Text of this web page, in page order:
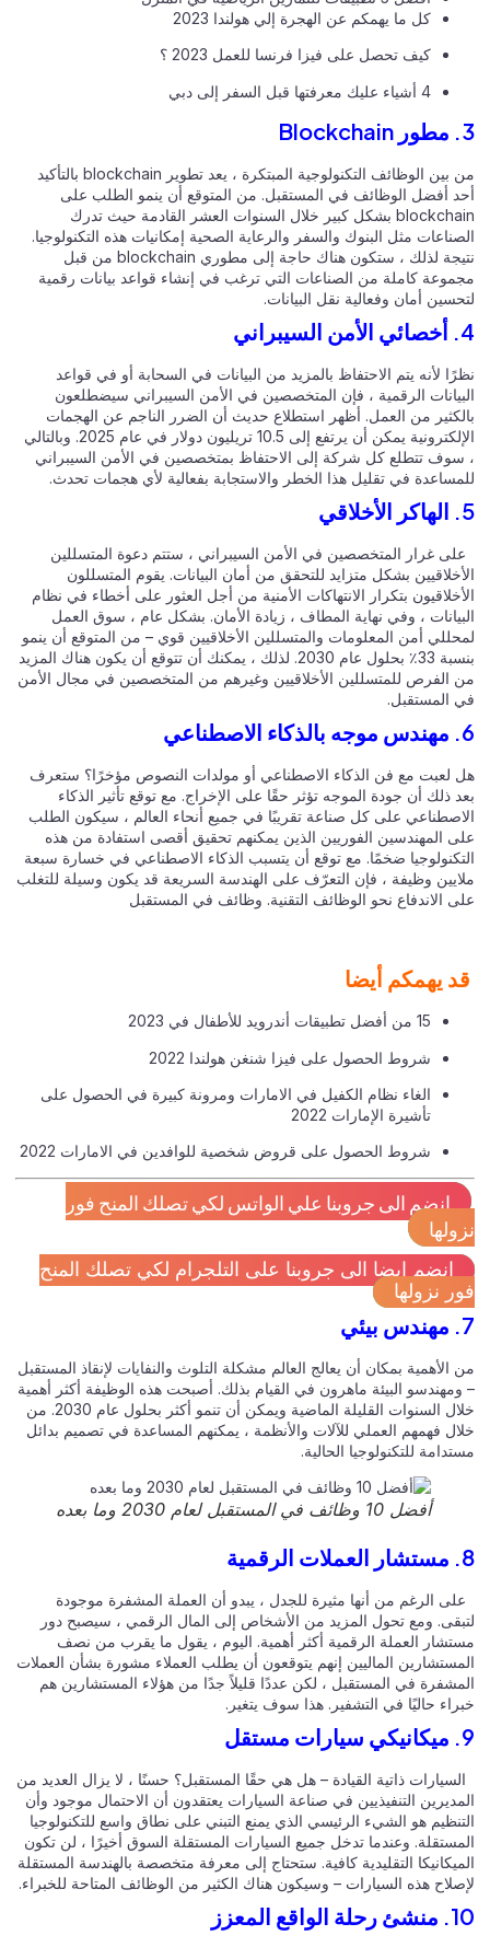
كل ما يهمكم عن الهجرة إلي هولندا 2023
كيف تحصل على فيزا فرنسا للعمل 2023 ؟
من بين الوظائف التكنولوجية المبتكرة ، يعد تطوير blockchain بالتأكيد
أفضل الوظائف في المستقبل. من المتوقع أن ينمو الطلب على
blockchain بشكل كبير خلال السنوات العشر القادمة حيث تدرك
مثل البنوك والسفر والرعاية الصحية إمكانيات هذه التكنولوجيا.
نتيجة لذلك ، ستكون هناك حاجة إلى مطوري blockchain من قبل
كاملة من الصناعات التي ترغب في إنشاء قواعد بيانات رقمية
أمان وفعالية نقل البيانات.
لأنه يتم الاحتفاظ بالمزيد من البيانات في السحابة أو في قواعد
الرقمية ، فإن المتخصصين في الأمن السيبراني سيضطلعون
من العمل. أظهر استطلاع حديث أن الضرر الناجم عن الهجمات
الإلكترونية يمكن أن يرتفع إلى 10.5 تريليون دولار في عام 2025. وبالتالي
تتطلع كل شركة إلى الاحتفاظ بمتخصصين في الأمن السيبراني
في تقليل هذا الخطر والاستجابة بفعالية لأي هجمات تحدث.
غرار المتخصصين في الأمن السيبراني ، ستتم دعوة المتسللين
بشكل متزايد للتحقق من أمان البيانات. يقوم المتسللون
بتكرار الانتهاكات الأمنية من أجل العثور على أخطاء في نظام
، وفي نهاية المطاف ، زيادة الأمان. بشكل عام ، سوق العمل
أمن المعلومات والمتسللين الأخلاقيين قوي – من المتوقع أن ينمو
بنسبة 33٪ بحلول عام 2030. لذلك ، يمكنك أن تتوقع أن يكون هناك المزيد
الفرص للمتسللين الأخلاقيين وغيرهم من المتخصصين في مجال الأمن
المستقبل.
لعبت مع فن الذكاء الاصطناعي أو مولدات النصوص مؤخرًا؟ ستعرف
ذلك أن جودة الموجه تؤثر حقًا على الإخراج. مع توقع تأثير الذكاء
على كل صناعة تقريبًا في جميع أنحاء العالم ، سيكون الطلب
المهندسين الفوريين الذين يمكنهم تحقيق أقصى استفادة من هذه
ضخمًا. مع توقع أن يتسبب الذكاء الاصطناعي في خسارة سبعة
وظيفة ، فإن التعرّف على الهندسة السريعة قد يكون وسيلة للتغلب
الاندفاع نحو الوظائف التقنية. وظائف في المستقبل
يهمكم أيضا
15 من أفضل تطبيقات أندرويد للأطفال في 2023
شروط الحصول على فيزا شنغن هولندا 2022
الغاء نظام الكفيل في الامارات ومرونة كبيرة في الحصول على
تأشيرة الإمارات 2022
شروط الحصول على قروض شخصية للوافدين في الامارات 2022
انضم الى جروبنا علي الواتس لكي تصلك المنح فور
انضم ايضا الى جروبنا على التلجرام لكي تصلك المنح
نزولها
الأهمية بمكان أن يعالج العالم مشكلة التلوث والنفايات لإنقاذ المستقبل
البيئة ماهرون في القيام بذلك. أصبحت هذه الوظيفة أكثر أهمية
خلال السنوات القليلة الماضية ويمكن أن تنمو أكثر بحلول عام 2030. من
فهمهم العملي للآلات والأنظمة ، يمكنهم المساعدة في تصميم بدائل
للتكنولوجيا الحالية.
أفضل 10 وظائف في المستقبل لعام 2030 وما بعده
الرغم من أنها مثيرة للجدل ، يبدو أن العملة المشفرة موجودة
ومع تحول المزيد من الأشخاص إلى المال الرقمي ، سيصبح دور
العملة الرقمية أكثر أهمية. اليوم ، يقول ما يقرب من نصف
الماليين إنهم يتوقعون أن يطلب العملاء مشورة بشأن العملات
في المستقبل ، لكن عددًا قليلاً جدًا من هؤلاء المستشارين هم
حاليًا في التشفير. هذا سوف يتغير.
ذاتية القيادة – هل هي حقًا المستقبل؟ حسنًا ، لا يزال العديد من
التنفيذيين في صناعة السيارات يعتقدون أن الاحتمال موجود وأن
هو الشيء الرئيسي الذي يمنع التبني على نطاق واسع للتكنولوجيا
وعندما تدخل جميع السيارات المستقلة السوق أخيرًا ، لن تكون
التقليدية كافية. ستحتاج إلى معرفة متخصصة بالهندسة المستقلة
هذه السيارات – وسيكون هناك الكثير من الوظائف المتاحة للخبراء.